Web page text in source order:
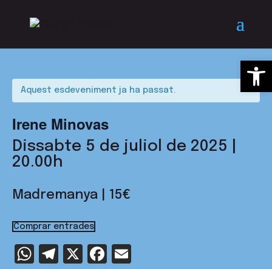
Aquest esdeveniment ja ha passat.
Irene Minovas
Dissabte 5 de juliol de 2025 |
20.00h
Madremanya | 15€
Comprar entrades
WhatsApp
Telegram
X Facebook
Obre